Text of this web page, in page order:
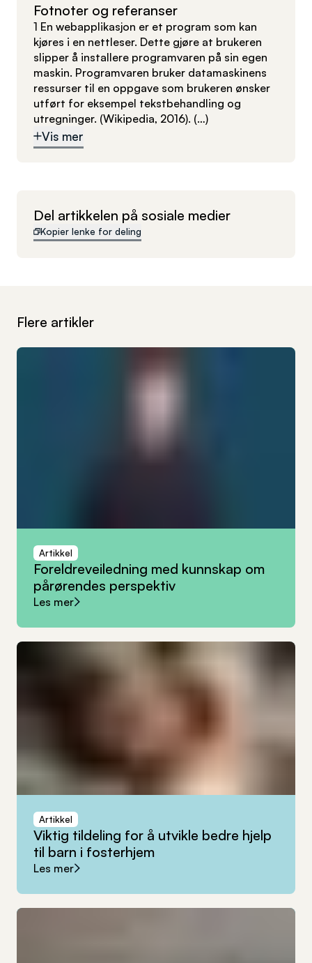
Fotnoter og referanser
1 En webapplikasjon er et program som kan
kjøres i en nettleser. Dette gjøre at brukeren
slipper å installere programvaren på sin egen
maskin. Programvaren bruker datamaskinens
ressurser til en oppgave som brukeren ønsker
utført for eksempel tekstbehandling og
utregninger. (Wikipedia, 2016). (…)
Vis mer
Del artikkelen på sosiale medier
Kopier lenke for deling
Flere artikler
Artikkel
Foreldreveiledning med kunnskap om
pårørendes perspektiv
Les mer
Artikkel
Viktig tildeling for å utvikle bedre hjelp
til barn i fosterhjem
Les mer